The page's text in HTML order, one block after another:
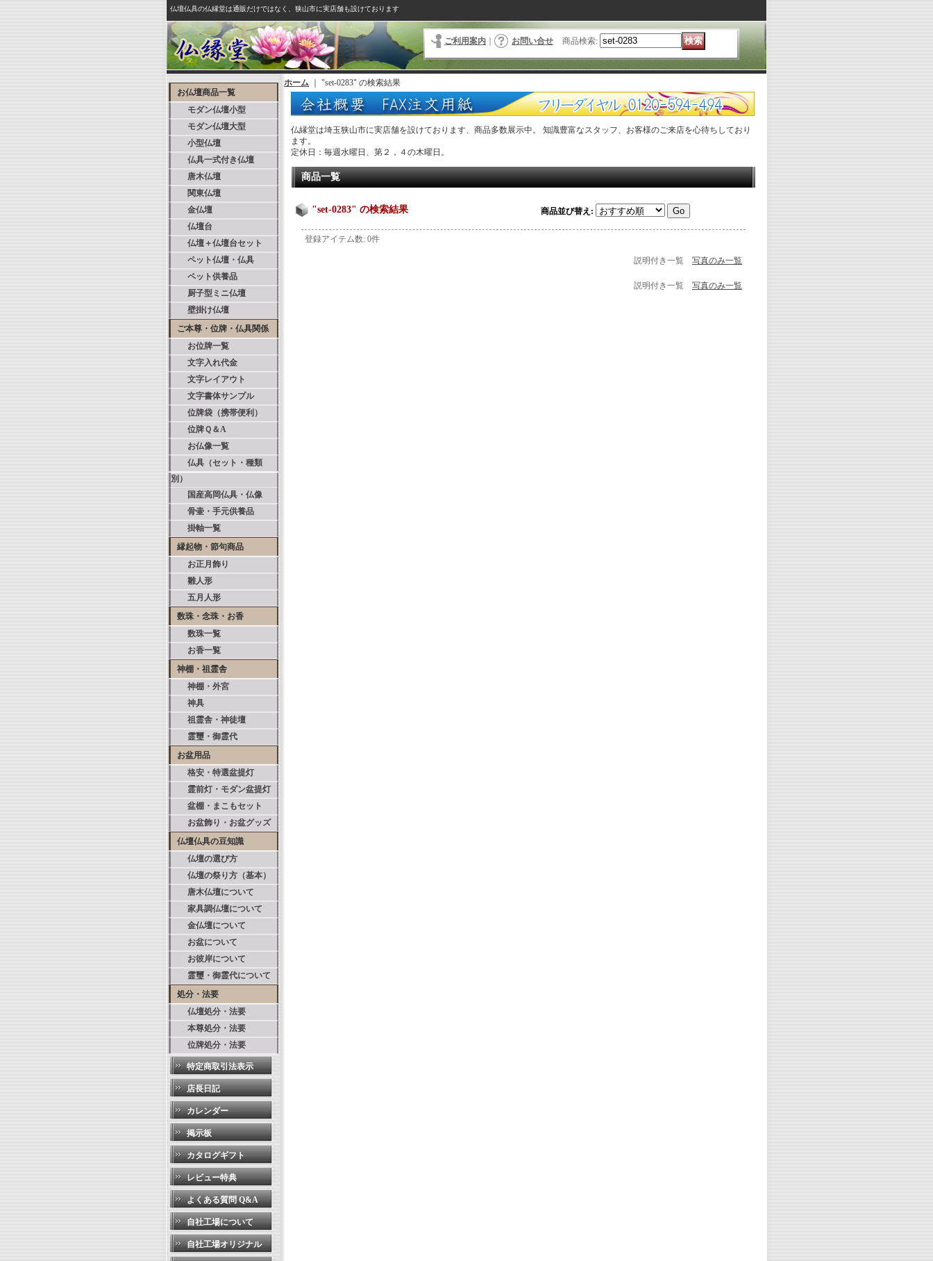
仏壇仏具の仏縁堂は通販だけではなく、狭山市に実店舗も設けております
ご利用案内 お問い合せ 商品検索:
お仏壇商品一覧
モダン仏壇小型
モダン仏壇大型
小型仏壇
仏具一式付き仏壇
唐木仏壇
関東仏壇
金仏壇
仏壇台
仏壇＋仏壇台セット
ペット仏壇・仏具
ペット供養品
厨子型ミニ仏壇
壁掛け仏壇
ご本尊・位牌・仏具関係
お位牌一覧
文字入れ代金
文字レイアウト
文字書体サンプル
位牌袋（携帯便利）
位牌Ｑ＆A
お仏像一覧
仏具（セット・種類
別）
国産高岡仏具・仏像
骨壷・手元供養品
掛軸一覧
縁起物・節句商品
お正月飾り
雛人形
五月人形
数珠・念珠・お香
数珠一覧
お香一覧
神棚・祖霊舎
神棚・外宮
神具
祖霊舎・神徒壇
霊璽・御霊代
お盆用品
格安・特選盆提灯
霊前灯・モダン盆提灯
盆棚・まこもセット
お盆飾り・お盆グッズ
仏壇仏具の豆知識
仏壇の選び方
仏壇の祭り方（基本）
唐木仏壇について
家具調仏壇について
金仏壇について
お盆について
お彼岸について
霊璽・御霊代について
処分・法要
仏壇処分・法要
本尊処分・法要
位牌処分・法要
特定商取引法表示
店長日記
カレンダー
掲示板
カタログギフト
レビュー特典
よくある質問 Q&A
自社工場について
自社工場オリジナル
ホーム "set-0283" の検索結果
仏縁堂は埼玉狭山市に実店舗を設けております、商品多数展示中。 知識豊富なスタッフ、お客様のご来店を心待ちしており
ます。
定休日：毎週水曜日、第２，４の木曜日。
商品一覧
"set-0283" の検索結果 商品並び替え :
登録アイテム数: 0件
説明付き一覧 写真のみ一覧
説明付き一覧 写真のみ一覧